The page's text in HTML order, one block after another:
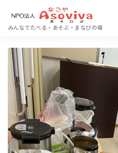
みんなでたべる・あそぶ・まなびの場